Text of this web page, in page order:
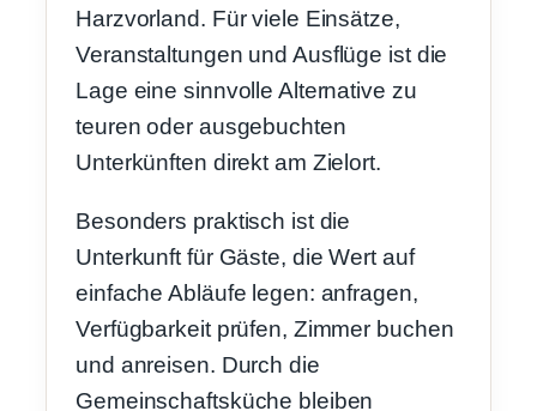
Harzvorland. Für viele Einsätze,
Veranstaltungen und Ausflüge ist die
Lage eine sinnvolle Alternative zu
teuren oder ausgebuchten
Unterkünften direkt am Zielort.
Besonders praktisch ist die
Unterkunft für Gäste, die Wert auf
einfache Abläufe legen: anfragen,
Verfügbarkeit prüfen, Zimmer buchen
und anreisen. Durch die
Gemeinschaftsküche bleiben